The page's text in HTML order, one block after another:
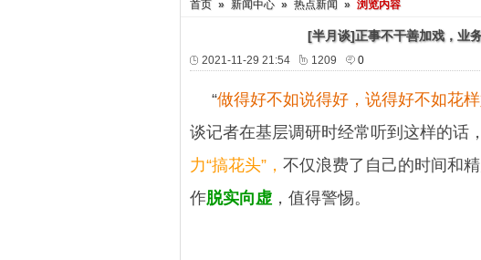
首页 » 新闻中心 » 热点新闻 » 浏览内容
[半月谈]正事不干善加戏，业
2021-11-29 21:54 1209 0
“做得好不如说得好，说得好不如花
谈记者在基层调研时经常听到这样的话，
力“搞花头”， 不仅浪费了自己的时间和
作脱实向虚 ，值得警惕。